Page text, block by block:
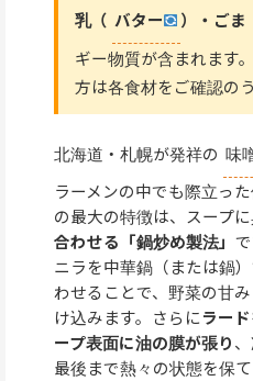
乳（ バター ）・ごま
ギー物質が含まれます
方は各食材をご確認の
北海道・札幌が発祥の 味
ラーメンの中でも際立っ
の最大の特徴は、スープ
合わせる「鍋炒め製法」
ニラを中華鍋（または鍋
わせることで、野菜の甘
け込みます。さらにラー
ープ表面に油の膜が張り
最後まで熱々の状態を保て